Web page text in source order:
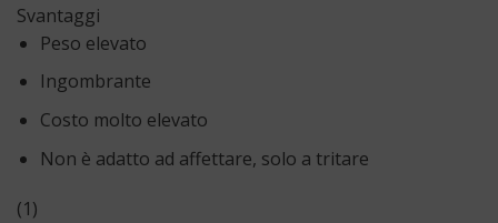
Svantaggi
Peso elevato
Ingombrante
Costo molto elevato
Non è adatto ad affettare, solo a tritare
(1)